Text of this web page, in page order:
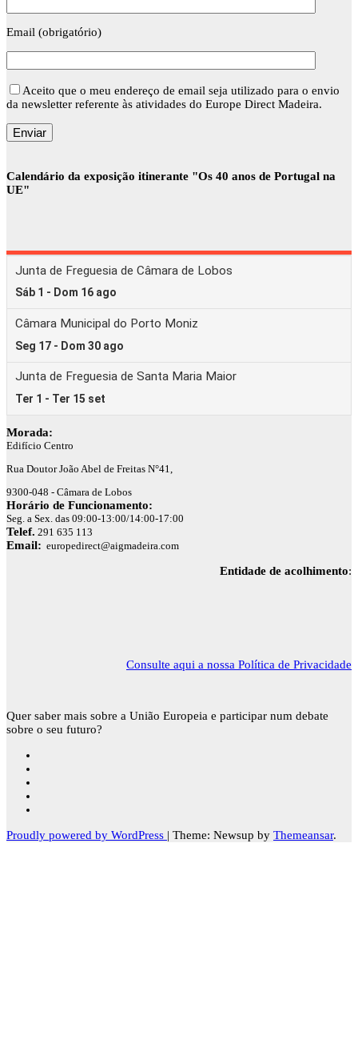
Email (obrigatório)
Aceito que o meu endereço de email seja utilizado para o envio
da newsletter referente às atividades do Europe Direct Madeira.
Calendário da exposição itinerante "Os 40 anos de Portugal na
UE"
Morada:
Edifício Centro
Rua Doutor João Abel de Freitas N°41,
9300-048 - Câmara de Lobos
Horário de Funcionamento:
Seg. a Sex. das 09:00-13:00/14:00-17:00
Telef. 291 635 113
Email: europedirect@aigmadeira.com
Entidade de acolhimento:
Consulte aqui a nossa Política de Privacidade
Quer saber mais sobre a União Europeia e participar num debate
sobre o seu futuro?
Proudly powered by WordPress | Theme: Newsup by Themeansar.